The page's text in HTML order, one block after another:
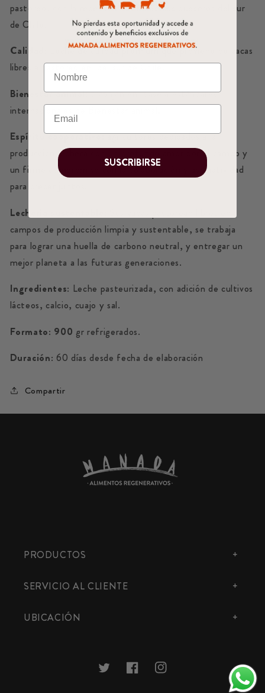
pastoreo, con la receta de los maestros queseros del sur
de Chile.
Calidad:
Leche de calidad premium que proviene de vacas
libres a pastoreo en del sur de Chile.
Bienestar animal:trabajan enbase a estándares
internacionales de Bienestar animal.
Espíritu cooperativo:agricultores dedicados a la
producción lechera con un profundo amor por el campo y
un firme compromiso con la colaboración y asociatividad
para crecer juntos.
Lechería sustentable:
campos de producción limpia y sustentable, se trabaja
para lograr una huella de carbono neutral, y entregar un
mejor planeta a las futuras generaciones.
Ingredientes: Leche pasteurizada, con adición de cultivos
lácteos, calcio, cuajo y sal.
Formato: 900 gr refrigerados.
Duración: 60 días desde fecha de elaboración
Compartir
PRODUCTOS
SERVICIO AL CLIENTE
UBICACIÓN
TwitterFacebookInstagram
SUSCRIBIRSE